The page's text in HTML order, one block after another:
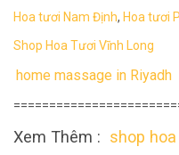
Hoa tươi Nam Định, Hoa tươi
Shop Hoa Tươi Vĩnh Long
home massage in Riyadh
Xem Thêm : shop